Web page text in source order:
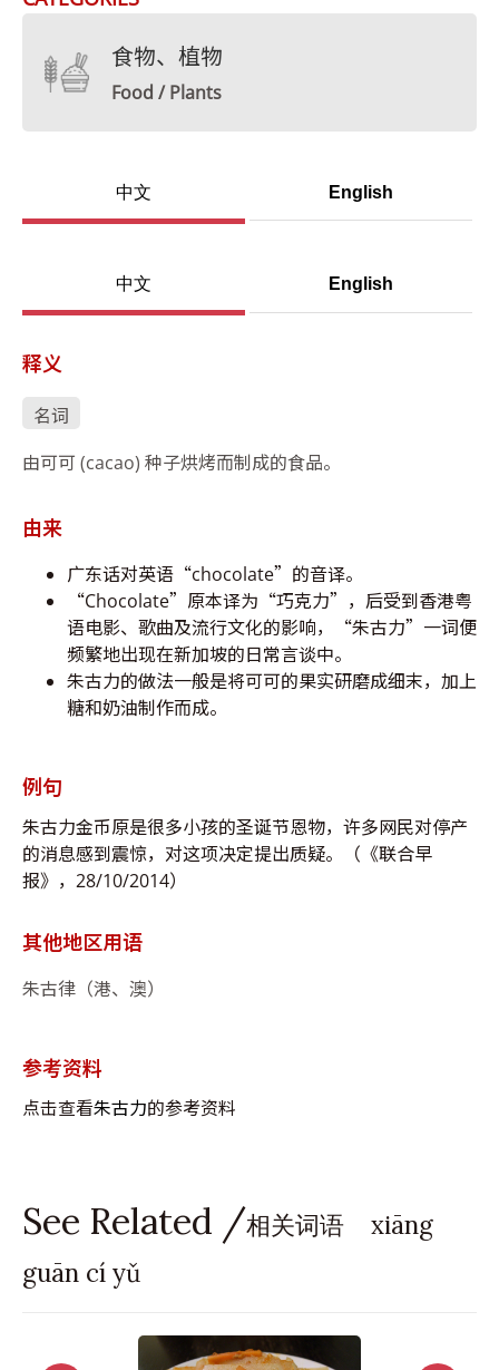
食物、植物
Food / Plants
中文 English
中文 English
释义
名词
由可可 (cacao) 种子烘烤而制成的食品。
由来
广东话对英语“chocolate”的音译。
“Chocolate”原本译为“巧克力”，后受到香港粤
语电影、歌曲及流行文化的影响，“朱古力”一词便
频繁地出现在新加坡的日常言谈中。
朱古力的做法一般是将可可的果实研磨成细末，加上
糖和奶油制作而成。
例句
朱古力金币原是很多小孩的圣诞节恩物，许多网民对停产
的消息感到震惊，对这项决定提出质疑。（《联合早
报》，28/10/2014）
其他地区用语
朱古律（港、澳）
参考资料
点击查看朱古力的参考资料
See Related /相关词语 xiāng
guān cí yǔ